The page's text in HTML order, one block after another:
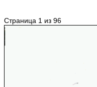
Страница 1 из 96